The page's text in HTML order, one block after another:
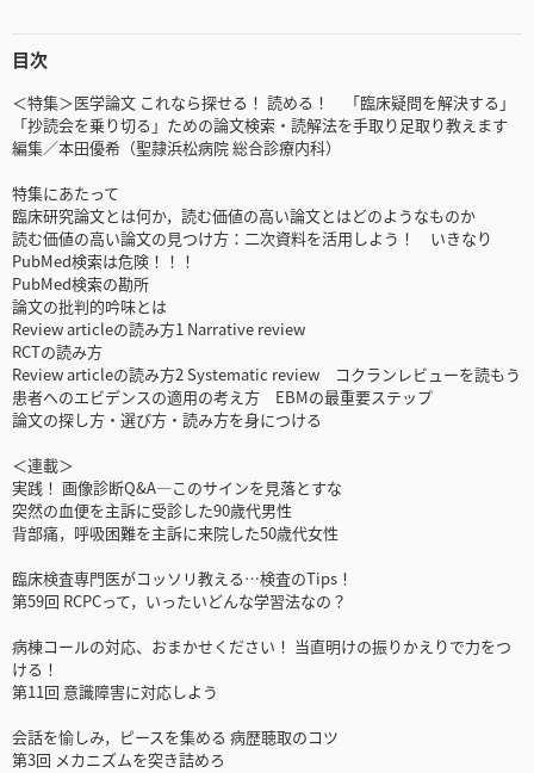
目次
＜特集＞医学論文 これなら探せる！ 読める！ 「臨床疑問を解決する」
「抄読会を乗り切る」ための論文検索・読解法を手取り足取り教えます
編集／本田優希（聖隷浜松病院 総合診療内科）
特集にあたって
臨床研究論文とは何か，読む価値の高い論文とはどのようなものか
読む価値の高い論文の見つけ方：二次資料を活用しよう！ いきなり
PubMed検索は危険！！！
PubMed検索の勘所
論文の批判的吟味とは
Review articleの読み方1 Narrative review
RCTの読み方
Review articleの読み方2 Systematic review コクランレビューを読もう
患者へのエビデンスの適用の考え方 EBMの最重要ステップ
論文の探し方・選び方・読み方を身につける
＜連載＞
実践！ 画像診断Q&A―このサインを見落とすな
突然の血便を主訴に受診した90歳代男性
背部痛，呼吸困難を主訴に来院した50歳代女性
臨床検査専門医がコッソリ教える…検査のTips！
第59回 RCPCって，いったいどんな学習法なの？
病棟コールの対応、おまかせください！ 当直明けの振りかえりで力をつ
ける！
第11回 意識障害に対応しよう
会話を愉しみ，ピースを集める 病歴聴取のコツ
第3回 メカニズムを突き詰めろ